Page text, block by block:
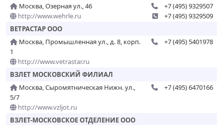
Москва, Озерная ул., 46
http://www.wehrle.ru
+7 (495) 9329507
+7 (495) 9329509
ВЕТРАСТАР ООО
Москва, Промышленная ул., д. 8, корп.
1
http:///www.vetrastar.ru
+7 (495) 5401978
ВЗЛЕТ МОСКОВСКИЙ ФИЛИАЛ
Москва, Сыромятническая Нижн. ул.,
5/7
http://www.vzljot.ru
+7 (495) 6470166
ВЗЛЕТ-МОСКОВСКОЕ ОТДЕЛЕНИЕ ООО